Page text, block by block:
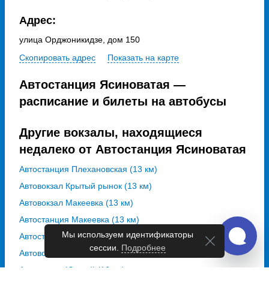
Адрес:
улица Орджоникидзе, дом 150
Скопировать адрес
Показать на карте
Автостанция Ясиноватая —
расписание и билеты на автобусы
Другие вокзалы, находящиеся
недалеко от Автостанция Ясиноватая
Автостанция Плехановская (13 км)
Автовокзал Крытый рынок (13 км)
Автовокзал Макеевка (13 км)
Автостанция Макеевка (13 км)
Автостанция Донецк – ДС Мотель (14 км)
Автовокзал Южный (16 км)
Автовокзал Южный (16 км)
Мы используем идентификаторы
сессии. Подробнее